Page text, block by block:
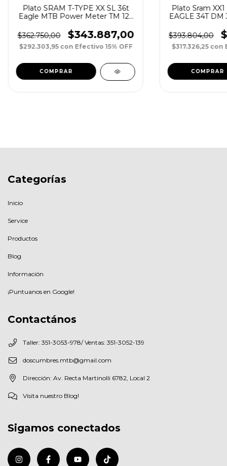
Plato SRAM T-TYPE XX SL 36t
Eagle MTB Power Meter TM 12v
$362.750,00
$343.887,00
$292.303,95 con Efectivo 15% OFF
Plato Sram
EAGLE 34T DM
$393.804,00
$317.326,25 con
Categorías
Inicio
Service
Productos
Blog
Información
¡Puntuanos en Google!
Contactános
Taller: 351-3053-978/ Ventas: 351-3052-139
doscumbres.mtb@gmail.com
Dirección: Av. Recta Martinolli 6782, Local 2
Visita nuestro Blog!
Sigamos conectados